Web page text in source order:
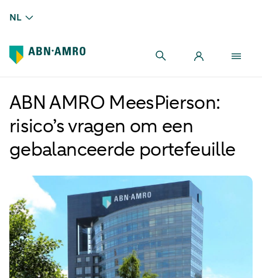
NL
ABN AMRO MeesPierson:
risico’s vragen om een
gebalanceerde portefeuille